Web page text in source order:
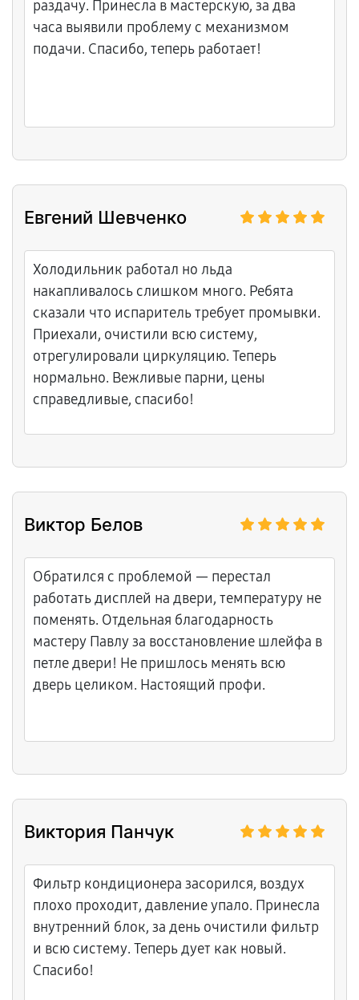
раздачу. Принесла в мастерскую, за два
часа выявили проблему с механизмом
подачи. Спасибо, теперь работает!
Евгений Шевченко
Холодильник работал но льда
накапливалось слишком много. Ребята
сказали что испаритель требует промывки.
Приехали, очистили всю систему,
отрегулировали циркуляцию. Теперь
нормально. Вежливые парни, цены
справедливые, спасибо!
Виктор Белов
Обратился с проблемой — перестал
работать дисплей на двери, температуру не
поменять. Отдельная благодарность
мастеру Павлу за восстановление шлейфа в
петле двери! Не пришлось менять всю
дверь целиком. Настоящий профи.
Виктория Панчук
Фильтр кондиционера засорился, воздух
плохо проходит, давление упало. Принесла
внутренний блок, за день очистили фильтр
и всю систему. Теперь дует как новый.
Спасибо!